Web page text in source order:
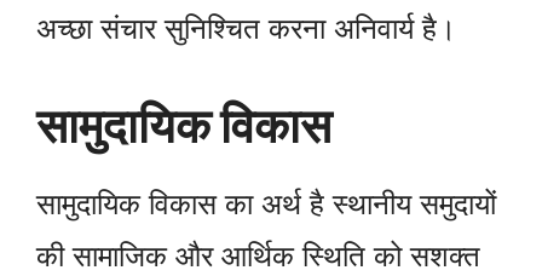
अच्छा संचार सुनिश्चित करना अनिवार्य है।
सामुदायिक विकास
सामुदायिक विकास का अर्थ है स्थानीय समुदायों
की सामाजिक और आर्थिक स्थिति को सशक्त